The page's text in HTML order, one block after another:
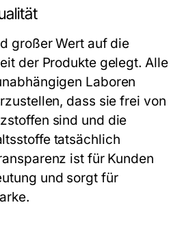
großer Wert auf die
der Produkte gelegt. Alle
Laboren
dass sie frei von
sind und die
tatsächlich
ist für Kunden
und sorgt für